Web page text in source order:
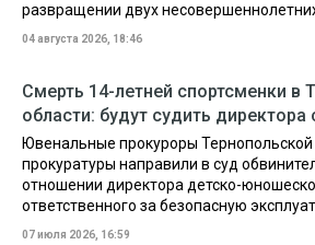
развращении двух
04 августа 2026, 18:46
Смерть 14-летней спортсменки в
области: будут судить
Ювенальные прокуроры Тернопольской
прокуратуры направили в суд
отношении директора детско-
ответственного за безопасную
07 июля 2026, 16:59